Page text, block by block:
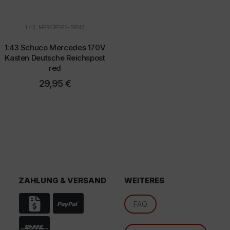
1:43 MERCEDES-BENZ
1:43 Schuco Mercedes 170V
Kasten Deutsche Reichspost
red
29,95 €
ZAHLUNG & VERSAND WEITERES
FAQ